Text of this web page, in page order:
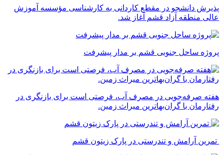
پذیرش دانشجو در مقطع کاردانی به کارشناسی مؤسسه آموزش
عالی منطقه آزاد قشم آغاز شد.
پروژه ساحل جنوبی قشم بر مدار پیشرفت
‌هفته صرفه‌جویی در مصرف آب، فرصتی است برای بازنگری در
رفتارمان با گران‌بهاترین میراث زمین.
تمرین آرامش و تندرستی در پارک زیتون قشم